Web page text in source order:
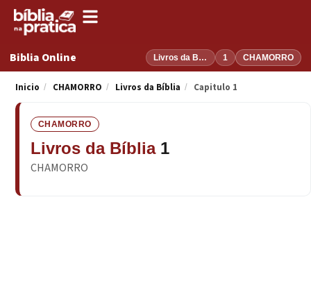
Biblia Online Livros da Bíblia 1 CHAMORRO
Inicio / CHAMORRO / Livros da Bíblia / Capitulo 1
CHAMORRO
Livros da Bíblia 1
CHAMORRO